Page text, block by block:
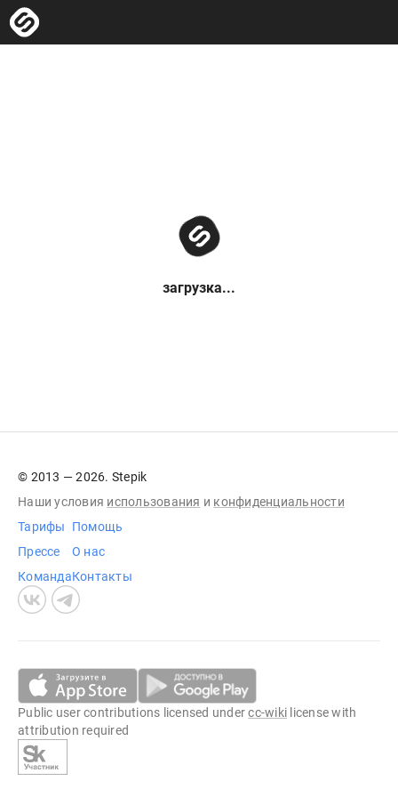
загрузка...
© 2013 — 2026. Stepik
Наши условия использования и конфиденциальности
Тарифы
Прессе
Команда
Помощь
О нас
Контакты
Public user contributions licensed undercc-wiki license with
attribution required